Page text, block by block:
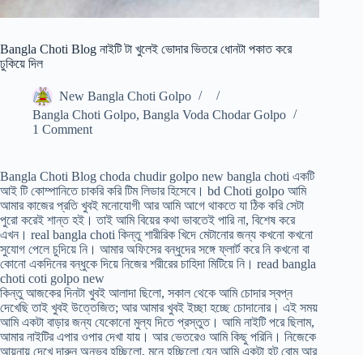
Bangla Choti Blog নাইটি টা খুলেই ভোদার ভিতরে ধোনটা পকাত করে
ঢুকিয়ে দিল
New Bangla Choti Golpo
Bangla Choti Golpo, Bangla Voda Chodar Golpo
1 Comment
Bangla Choti Blog choda chudir golpo new bangla choti একটি
আই টি কোম্পানিতে চাকরি করি টিম লিডার হিসেবে। bd Choti golpo আমি
আমার কাজের প্রতি খুবই মনোযোগী আর আমি আগে থাকতে যা ঠিক করি সেটা
পুরো করেই শান্ত হই। তাই আমি বিয়ের কথা ভাবতেই পারি না, বিশেষ করে
এখন। real bangla choti কিন্তু শারীরিক খিদে মেটানোর জন্য কখনো কখনো
সুযোগ পেলে চুদিয়ে নি। আমার অফিসের বন্ধুদের সঙ্গে ফ্লার্ট করে নি কখনো বা
কোনো একদিনের বন্ধুকে দিয়ে নিজের শরীরের চাহিদা মিটিয়ে নি। read bangla
choti coti golpo new
কিন্তু আজকের দিনটা খুবই আলাদা ছিলো, সকাল থেকে আমি চোদার স্বপ্ন
দেখেছি তাই খুবই উত্তেজিত; আর আমার খুবই ইচ্ছা হচ্ছে চোদানোর। এই সময়
আমি একটা বাড়ার জন্য যেকোনো মুল্য দিতে প্রস্তুত। আমি নাইটি পরে ছিলাম,
আমার নাইটির এপার ওপার দেখা যায়। আর ভেতরেও আমি কিছু পরিনি। নিজেকে
আয়নায় দেখে দারুন অনুভব হচ্ছিলো, মনে হচ্ছিলো যেন আমি একটা হট বোম আর